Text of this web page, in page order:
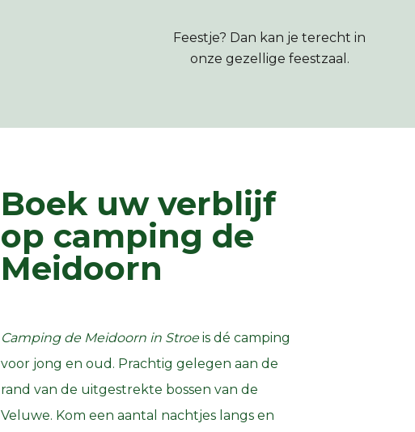
Feestje? Dan kan je terecht in
onze gezellige feestzaal.
Boek uw verblijf
op camping de
Meidoorn
Camping de Meidoorn in Stroeis dé camping
voor jong en oud. Prachtig gelegen aan de
rand van de uitgestrekte bossen van de
Veluwe. Kom een aantal nachtjes langs en